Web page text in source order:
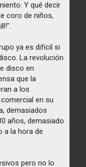
Y qué decir
coro de niños,
ya es difícil si
La revolución
disco en
que la
a los
en su
demasiados
años, demasiado
a la hora de
pero no lo